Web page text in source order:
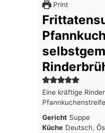
Print
Eine kräftige
Gericht Suppe
Küche Deutsch,